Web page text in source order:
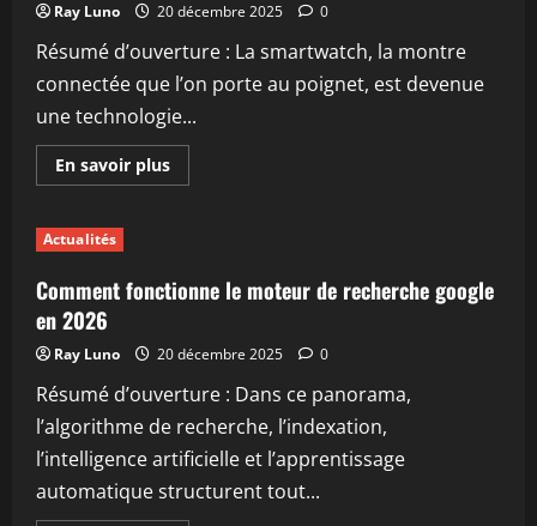
Ray Luno 20 décembre 2025 0
Résumé d’ouverture : La smartwatch, la montre
connectée que l’on porte au poignet, est devenue
une technologie...
En savoir plusEn
savoir
smartwatch
et
sert-
elle
2026
Actualités
Comment fonctionne le moteur de recherche google
en 2026
Ray Luno 20 décembre 2025 0
Résumé d’ouverture : Dans ce panorama,
l’algorithme de recherche, l’indexation,
l’intelligence artificielle et l’apprentissage
automatique structurent tout...